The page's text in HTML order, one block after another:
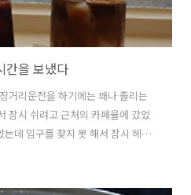
간을 보냈다
거리운전을 하기에는 꽤나 졸리는
잠시 쉬려고 근처의 카페율에 갔었
데 입구를 찾지 못 해서 잠시 헤맸
근처에 이렇게 과자와 빵류가 준
이지는 않았지만 이렇게 이쁘게 준